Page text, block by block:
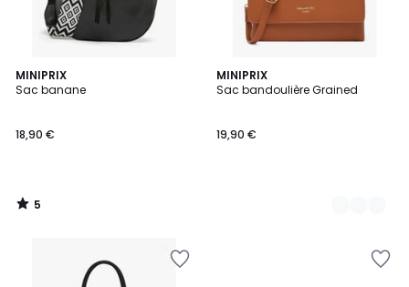
MINIPRIX
Sac banane
18,90 €
5
/
5
/
MINIPRIX
Sac bandoulière Grained
19,90 €
2
Couleurs